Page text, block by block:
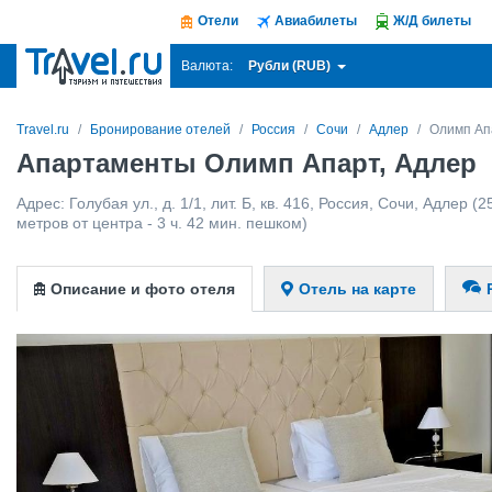
Отели Авиабилеты Ж/Д билеты
Валюта: Рубли (RUB)
Travel.ru Бронирование отелей Россия Сочи Адлер Олимп
Апартаменты Олимп Апарт, Адлер
Адрес: Голубая ул., д. 1/1, лит. Б, кв. 416 Россия Сочи Адлер
метров от центра - 3 ч. 42 мин. пешком)
Описание и фото отеля Отель на карте